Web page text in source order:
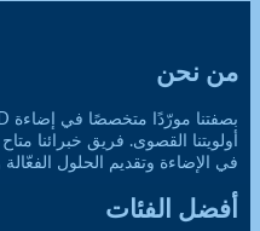
من نحن
أولويتنا القصوى. فريق خبرائنا
في الإضاءة وتقديم الحلول الفعّالة
أفضل الفئات